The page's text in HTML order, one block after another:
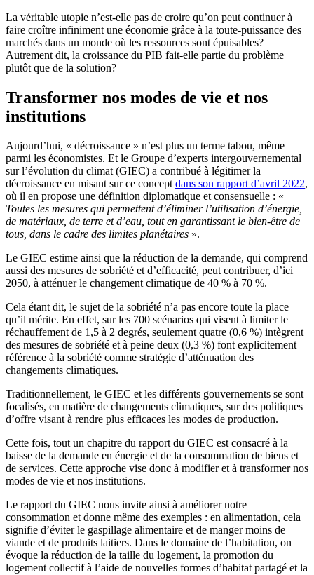
La véritable utopie n’est-elle pas de croire qu’on peut continuer à
faire croître infiniment une économie grâce à la toute-puissance des
marchés dans un monde où les ressources sont épuisables?
Autrement dit, la croissance du PIB fait-elle partie du problème
plutôt que de la solution?
Transformer nos modes de vie et nos
institutions
Aujourd’hui, « décroissance » n’est plus un terme tabou, même
parmi les économistes. Et le Groupe d’experts intergouvernemental
sur l’évolution du climat (GIEC) a contribué à légitimer la
décroissance en misant sur ce conceptdans son rapport d’avril 2022,
où il en propose une définition diplomatique et consensuelle : «
Toutes les mesures qui permettent d’éliminer l’utilisation d’énergie,
de matériaux, de terre et d’eau, tout en garantissant le bien-être de
tous, dans le cadre des limites planétaires ».
Le GIEC estime ainsi que la réduction de la demande, qui comprend
aussi des mesures de sobriété et d’efficacité, peut contribuer, d’ici
2050, à atténuer le changement climatique de 40 % à 70 %.
Cela étant dit, le sujet de la sobriété n’a pas encore toute la place
qu’il mérite. En effet, sur les 700 scénarios qui visent à limiter le
réchauffement de 1,5 à 2 degrés, seulement quatre (0,6 %) intègrent
des mesures de sobriété et à peine deux (0,3 %) font explicitement
référence à la sobriété comme stratégie d’atténuation des
changements climatiques.
Traditionnellement, le GIEC et les différents gouvernements se sont
focalisés, en matière de changements climatiques, sur des politiques
d’offre visant à rendre plus efficaces les modes de production.
Cette fois, tout un chapitre du rapport du GIEC est consacré à la
baisse de la demande en énergie et de la consommation de biens et
de services. Cette approche vise donc à modifier et à transformer nos
modes de vie et nos institutions.
Le rapport du GIEC nous invite ainsi à améliorer notre
consommation et donne même des exemples : en alimentation, cela
signifie d’éviter le gaspillage alimentaire et de manger moins de
viande et de produits laitiers. Dans le domaine de l’habitation, on
évoque la réduction de la taille du logement, la promotion du
logement collectif à l’aide de nouvelles formes d’habitat partagé et la